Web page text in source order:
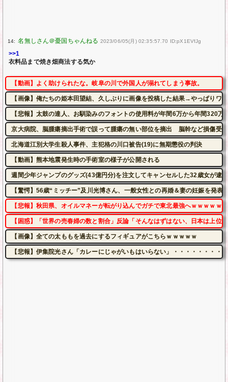
14: 2023/06/05(月) 02:35:57.70 ID:pX1EVfJg
>>1
衣料品まで焼き畑商法する気か
【動画】よく助けられたな。岐阜の川で外国人が溺れてしまう事故。
【画像】俺たちの姫本田望結、久しぶりに画像を投稿した結果→やっぱりワ
【悲報】太鼓の達人、お馴染みのフォントの使用料が年間6万から年間320万
京大病院、脳腫瘍摘出手術で誤って腫瘍の無い部位を摘出 脳幹など損傷受
北海道江別大学生殺人事件、主犯格の川口被告(19)に無期懲役の判決
【動画】熊本地震発生時の手術室の様子が公開される
週間少年ジャンプのグッズ(43億円分)を注文してキャンセルした32歳女が逮捕
【驚愕】56歳“ミッチー”及川光博さん、一般女性との再婚＆妻の妊娠を発表
【悲報】秋田県、オイルマネーが転がり込んでガチで東北最強へｗｗｗｗｗ
【困惑】「世界の売春婦の数と割合」反論「そんなはずはない、日本は上
【画像】全ての太ももを過去にするフィギュアがこちらｗｗｗｗｗ
【悲報】伊集院光さん「カレーにじゃがいもはいらない」・・・・・・・・・